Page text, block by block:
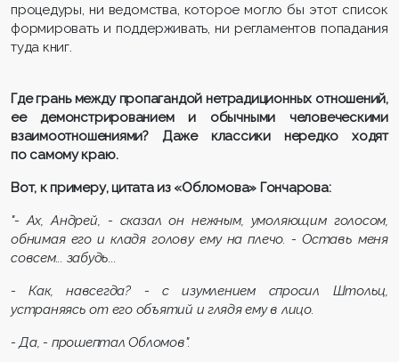
процедуры, ни ведомства, которое могло бы этот список
формировать и поддерживать, ни регламентов попадания
туда книг.
Где грань между пропагандой нетрадиционных отношений,
ее демонстрированием и обычными человеческими
взаимоотношениями? Даже классики нередко ходят
по самому краю.
Вот, к примеру, цитата из «Обломова» Гончарова:
"- Ах, Андрей, - сказал он нежным, умоляющим голосом,
обнимая его и кладя голову ему на плечо. - Оставь меня
совсем... забудь...
- Как, навсегда? - с изумлением спросил Штольц,
устраняясь от его объятий и глядя ему в лицо.
- Да, - прошептал Обломов".